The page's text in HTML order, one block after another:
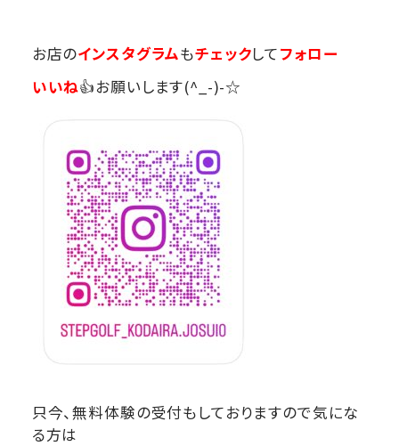
お店のインスタグラムもチェックしてフォロー
いいね👍お願いします(^_-)-☆
只今、無料体験の受付もしておりますので気にな
る方は